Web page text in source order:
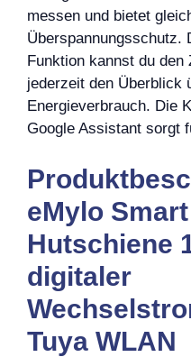
messen und bietet
Überspannungsschutz.
Funktion kannst du
jederzeit den Überblick
Energieverbrauch. Die
Google Assistant sorgt
eMylo
Hutschiene
digitaler
Tuya WLAN